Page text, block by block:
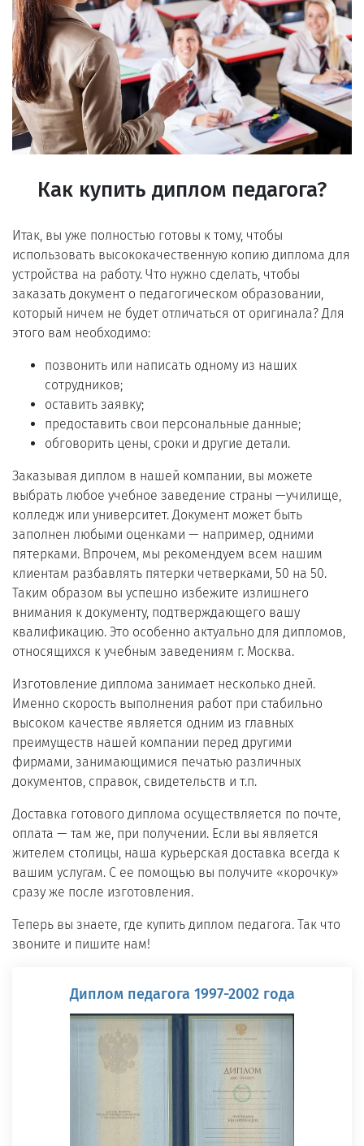
Как купить диплом педагога?
Итак, вы уже полностью готовы к тому, чтобы
использовать высококачественную копию диплома для
устройства на работу. Что нужно сделать, чтобы
заказать документ о педагогическом образовании,
который ничем не будет отличаться от оригинала? Для
этого вам необходимо:
позвонить или написать одному из наших
сотрудников;
оставить заявку;
предоставить свои персональные данные;
обговорить цены, сроки и другие детали.
Заказывая диплом в нашей компании, вы можете
выбрать любое учебное заведение страны —училище,
колледж или университет. Документ может быть
заполнен любыми оценками — например, одними
пятерками. Впрочем, мы рекомендуем всем нашим
клиентам разбавлять пятерки четверками, 50 на 50.
Таким образом вы успешно избежите излишнего
внимания к документу, подтверждающего вашу
квалификацию. Это особенно актуально для дипломов,
относящихся к учебным заведениям г. Москва.
Изготовление диплома занимает несколько дней.
Именно скорость выполнения работ при стабильно
высоком качестве является одним из главных
преимуществ нашей компании перед другими
фирмами, занимающимися печатью различных
документов, справок, свидетельств и т.п.
Доставка готового диплома осуществляется по почте,
оплата — там же, при получении. Если вы является
жителем столицы, наша курьерская доставка всегда к
вашим услугам. С ее помощью вы получите «корочку»
сразу же после изготовления.
Теперь вы знаете, где купить диплом педагога. Так что
звоните и пишите нам!
Диплом педагога 1997-2002 года